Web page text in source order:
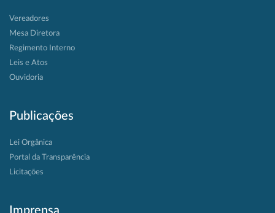
Vereadores
Mesa Diretora
Regimento Interno
Leis e Atos
Ouvidoria
Publicações
Lei Orgânica
Portal da Transparência
Licitações
Imprensa